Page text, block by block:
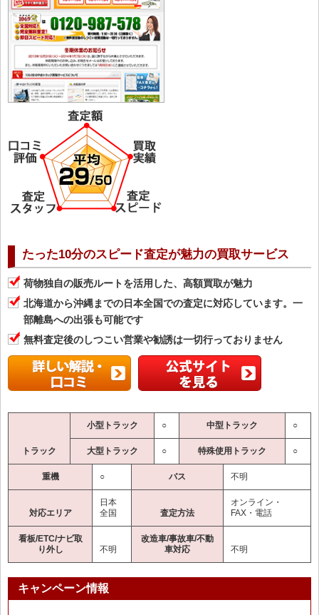
たった10分のスピード査定が魅力の買取サービス
荷物独自の販売ルートを活用した、高額買取が魅力
北海道から沖縄までの日本全国での査定に対応しています。一
部離島への出張も可能です
無料査定後のしつこい営業や勧誘は一切行っておりません
トラック
小型トラック ○ 中型トラック ○
大型トラック ○ 特殊使用トラック ○
重機 ○ バス 不明
対応エリア
日本
全国
査定方法
オンライン・
FAX・電話
看板/ETC/ナビ取
り外し
不明
改造車/事故車/不動
車対応
不明
キャンペーン情報